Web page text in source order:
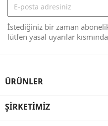
İstediğiniz bir zaman
lütfen yasal uyarılar
ÜRÜNLER
ŞIRKETIMIZ